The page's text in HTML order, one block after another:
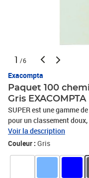
1 /6
Exacompta
Paquet 100
Gris EXACOMPTA
SUPER est une gamme
pour un classement
simple stylo le contenu,
résistante, elle est
Groupe Exacompta-
cette chemise
Voir la description
Couleur : Gris